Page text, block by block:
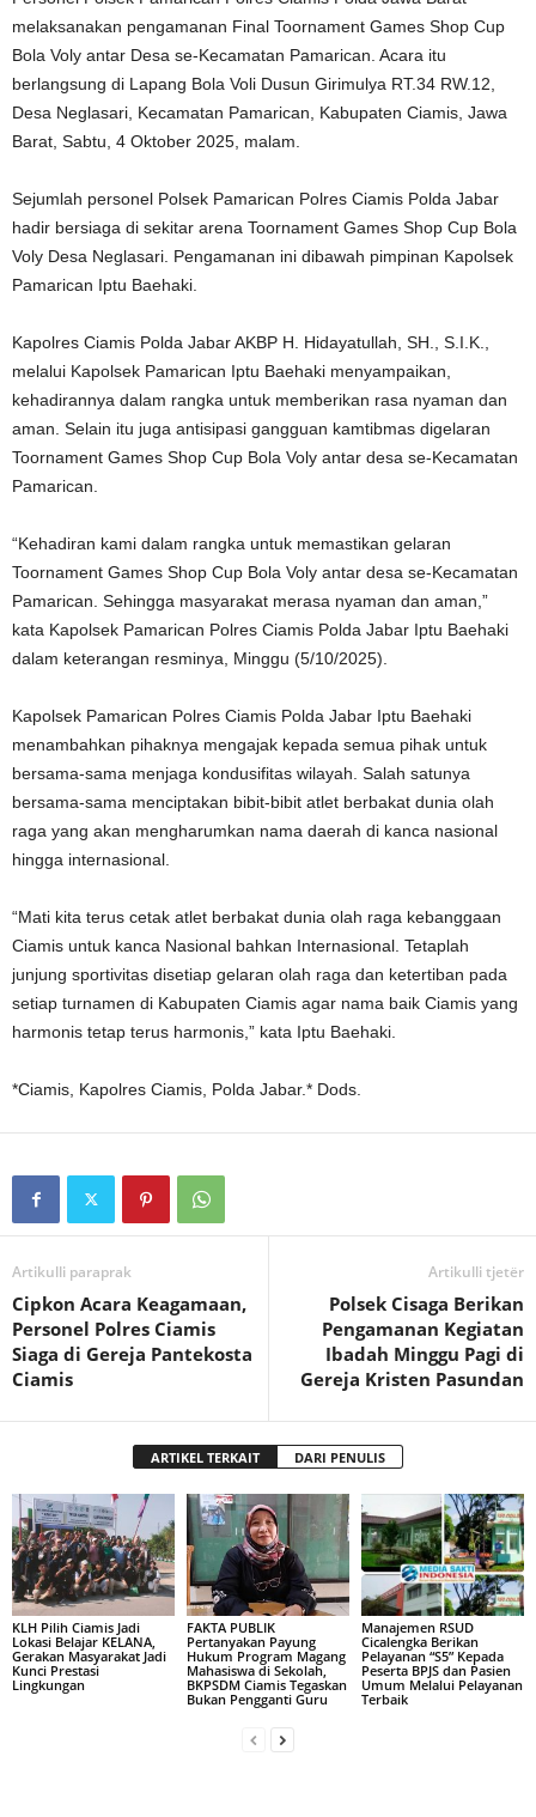
melaksanakan pengamanan Final Toornament Games Shop Cup
Bola Voly antar Desa se-Kecamatan Pamarican. Acara itu
berlangsung di Lapang Bola Voli Dusun Girimulya RT.34 RW.12,
Desa Neglasari, Kecamatan Pamarican, Kabupaten Ciamis, Jawa
Barat, Sabtu, 4 Oktober 2025, malam.
Sejumlah personel Polsek Pamarican Polres Ciamis Polda Jabar
hadir bersiaga di sekitar arena Toornament Games Shop Cup Bola
Voly Desa Neglasari. Pengamanan ini dibawah pimpinan Kapolsek
Pamarican Iptu Baehaki.
Kapolres Ciamis Polda Jabar AKBP H. Hidayatullah, SH., S.I.K.,
melalui Kapolsek Pamarican Iptu Baehaki menyampaikan,
kehadirannya dalam rangka untuk memberikan rasa nyaman dan
aman. Selain itu juga antisipasi gangguan kamtibmas digelaran
Toornament Games Shop Cup Bola Voly antar desa se-Kecamatan
Pamarican.
“Kehadiran kami dalam rangka untuk memastikan gelaran
Toornament Games Shop Cup Bola Voly antar desa se-Kecamatan
Pamarican. Sehingga masyarakat merasa nyaman dan aman,”
kata Kapolsek Pamarican Polres Ciamis Polda Jabar Iptu Baehaki
dalam keterangan resminya, Minggu (5/10/2025).
Kapolsek Pamarican Polres Ciamis Polda Jabar Iptu Baehaki
menambahkan pihaknya mengajak kepada semua pihak untuk
bersama-sama menjaga kondusifitas wilayah. Salah satunya
bersama-sama menciptakan bibit-bibit atlet berbakat dunia olah
raga yang akan mengharumkan nama daerah di kanca nasional
hingga internasional.
“Mati kita terus cetak atlet berbakat dunia olah raga kebanggaan
Ciamis untuk kanca Nasional bahkan Internasional. Tetaplah
junjung sportivitas disetiap gelaran olah raga dan ketertiban pada
setiap turnamen di Kabupaten Ciamis agar nama baik Ciamis yang
harmonis tetap terus harmonis,” kata Iptu Baehaki.
*Ciamis, Kapolres Ciamis, Polda Jabar.* Dods.
Artikulli paraprak
Cipkon Acara Keagamaan,
Personel Polres Ciamis
Siaga di Gereja Pantekosta
Ciamis
Artikulli tjetër
Polsek Cisaga Berikan
Pengamanan Kegiatan
Ibadah Minggu Pagi di
Gereja Kristen Pasundan
ARTIKEL TERKAIT DARI PENULIS
KLH Pilih Ciamis Jadi
Lokasi Belajar KELANA,
Gerakan Masyarakat Jadi
Kunci Prestasi
Lingkungan
FAKTA PUBLIK
Pertanyakan Payung
Hukum Program Magang
Mahasiswa di Sekolah,
BKPSDM Ciamis Tegaskan
Bukan Pengganti Guru
Manajemen RSUD
Cicalengka Berikan
Pelayanan “S5” Kepada
Peserta BPJS dan Pasien
Umum Melalui Pelayanan
Terbaik